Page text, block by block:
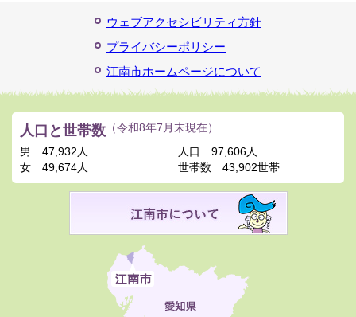
ウェブアクセシビリティ方針
プライバシーポリシー
江南市ホームページについて
人口と世帯数 （令和8年7月末現在）
男
47,932人
女
49,674人
人口
97,606人
世帯数
43,902世帯